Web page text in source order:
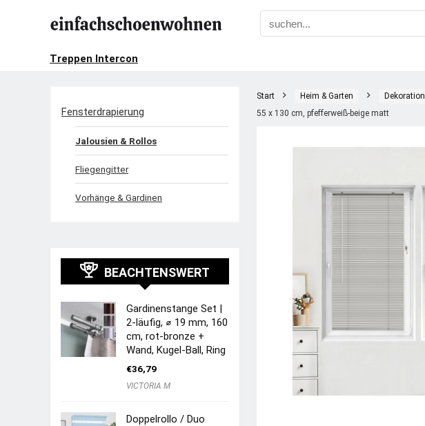
Treppen Intercon
Start Heim & Garten Dekoration
55 x 130 cm, pfefferweiß-beige matt
Fensterdrapierung
Jalousien & Rollos
Fliegengitter
Vorhänge & Gardinen
BEACHTENSWERT
Gardinenstange Set |
2-läufig, ⌀ 19 mm, 160
cm, rot-bronze +
Wand, Kugel-Ball, Ring
€36,79
VICTORIA M
Doppelrollo / Duo